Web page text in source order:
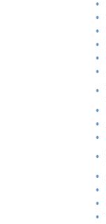
•
•
•
•
•
•
•
•
•
•
•
•
•
•
•